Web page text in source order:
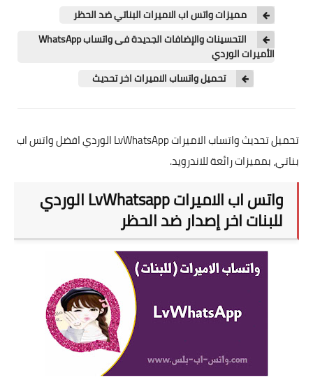
مميزات واتس اب الاميرات البناتي ضد الحظر
التحسينات والإضافات الجديدة فى واتساب WhatsApp
الأميرات الوردي
تحميل واتساب الاميرات اخر تحديث
تحميل تحديث واتساب الاميرات LvWhatsApp الوردي افضل واتس اب
بناتي، بمميزات رائعة للاندرويد.
واتس اب الاميرات LvWhatsapp الوردي
للبنات اخر إصدار ضد الحظر